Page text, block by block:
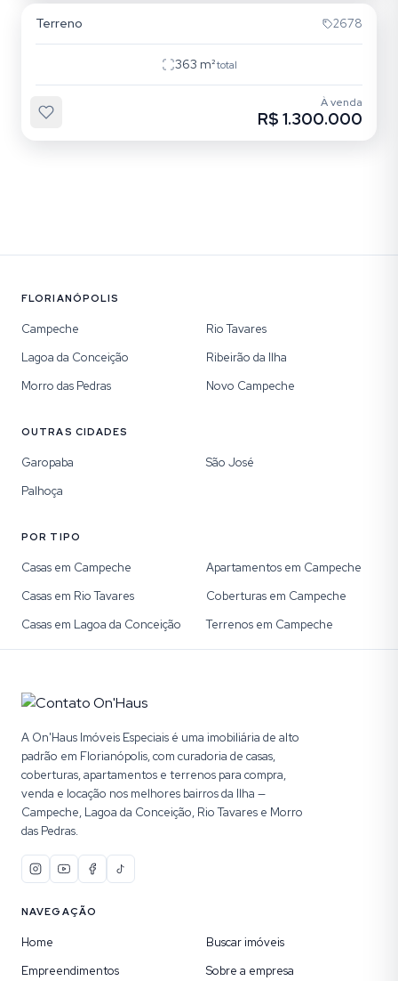
Terreno 2678
363 m²total
À venda
R$ 1.300.000
FLORIANÓPOLIS
Campeche
Rio Tavares
Lagoa da Conceição
Ribeirão da Ilha
Morro das Pedras
Novo Campeche
OUTRAS CIDADES
Garopaba
São José
Palhoça
POR TIPO
Casas em Campeche
Apartamentos em Campeche
Casas em Rio Tavares
Coberturas em Campeche
Casas em Lagoa da Conceição
Terrenos em Campeche
A On'Haus Imóveis Especiais é uma imobiliária de alto
padrão em Florianópolis, com curadoria de casas,
coberturas, apartamentos e terrenos para compra,
venda e locação nos melhores bairros da Ilha —
Campeche, Lagoa da Conceição, Rio Tavares e Morro
das Pedras.
NAVEGAÇÃO
Home
Buscar imóveis
Empreendimentos
Sobre a empresa